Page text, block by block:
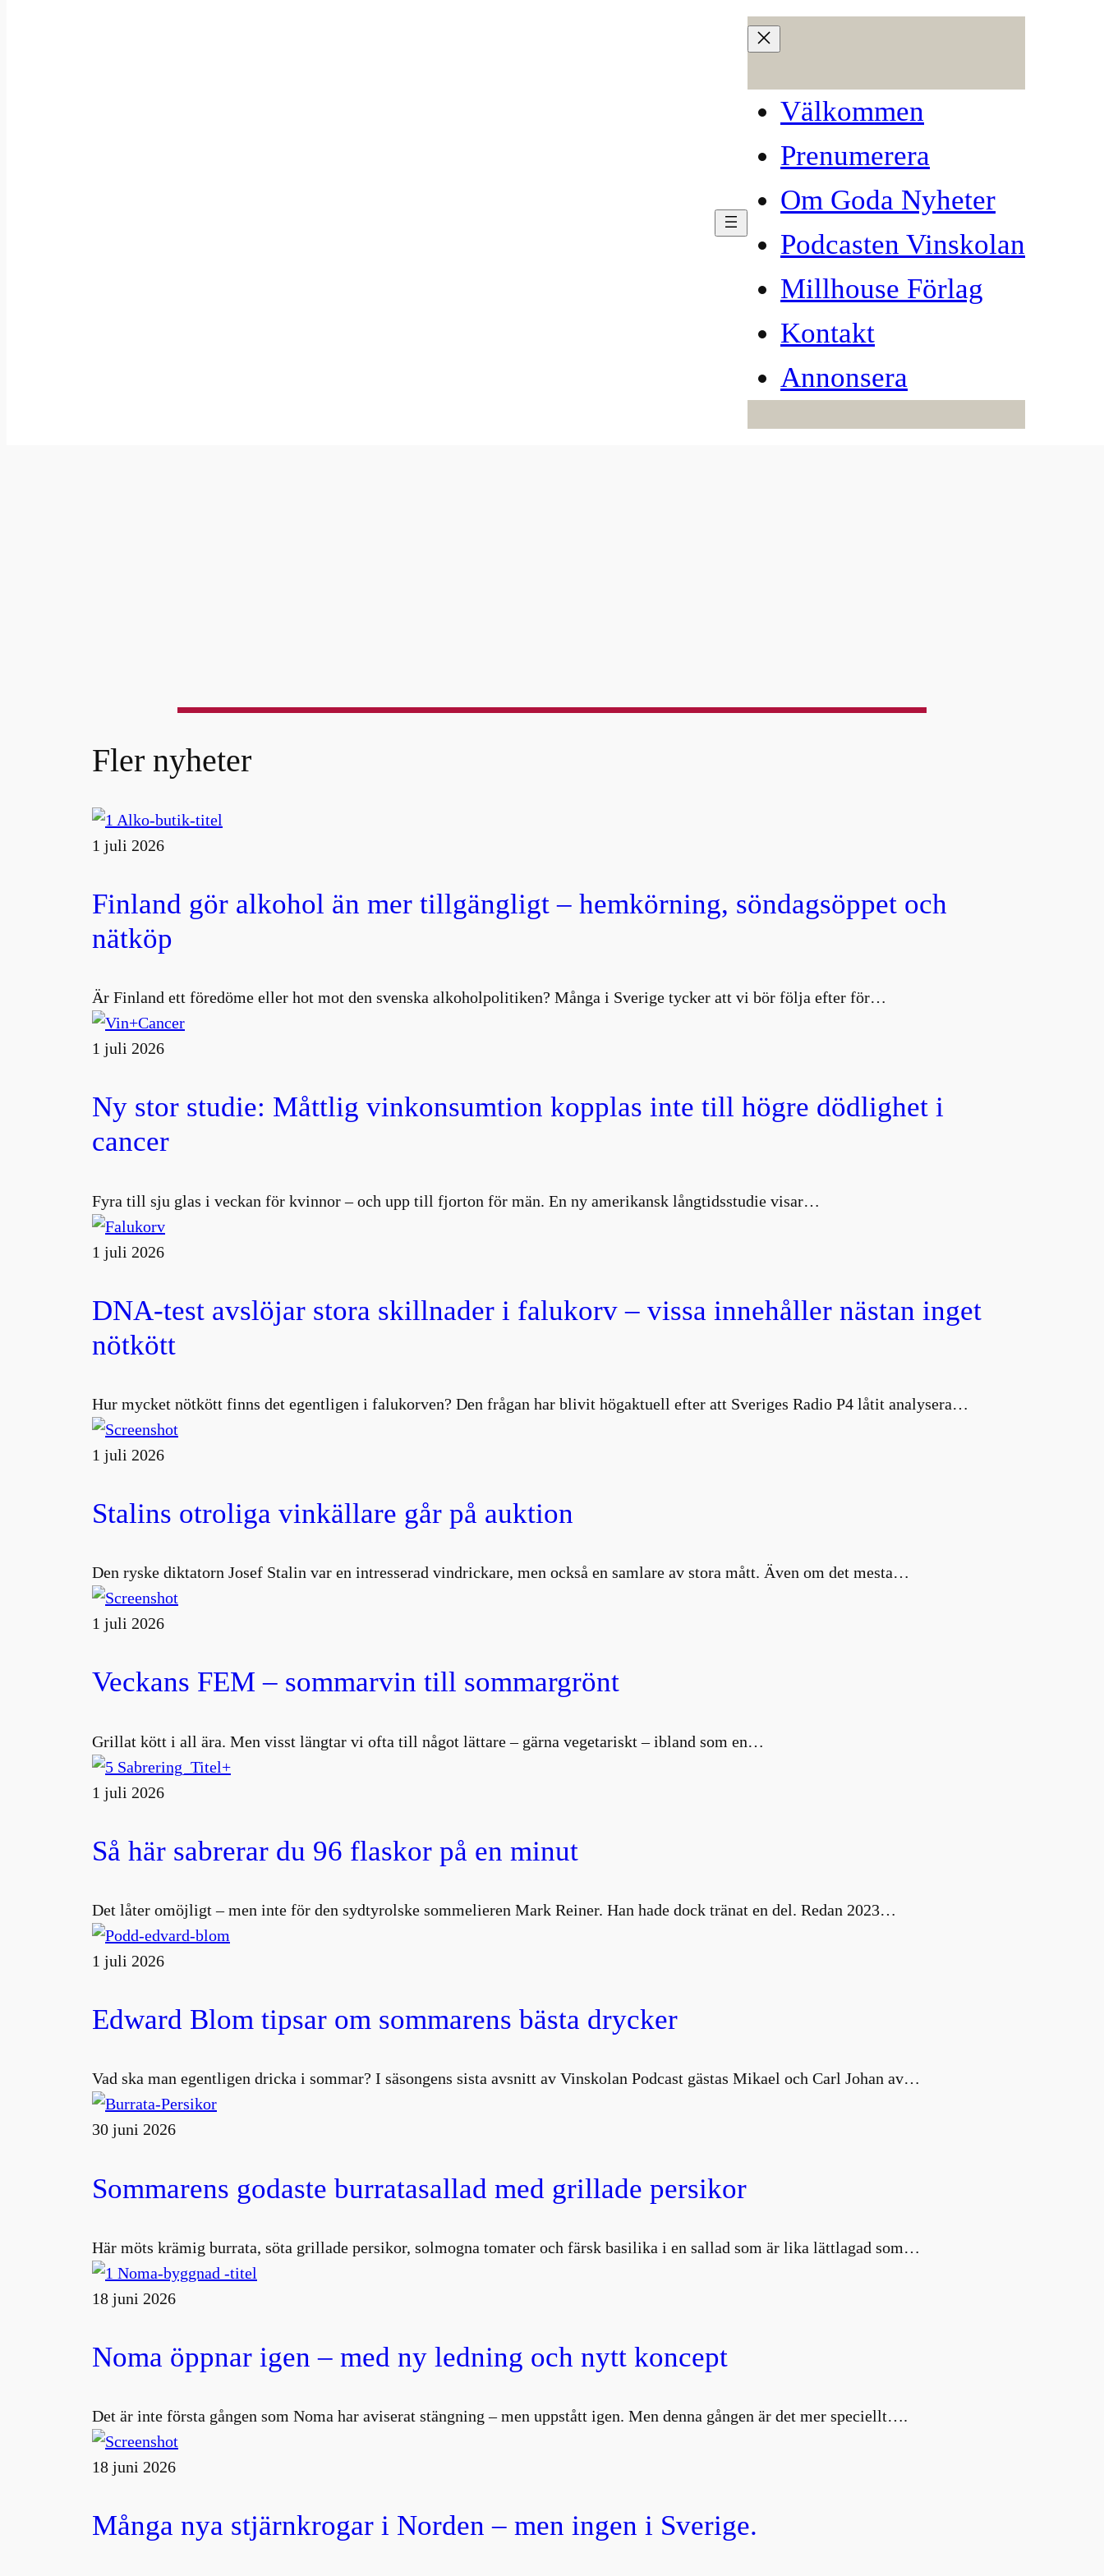
Välkommen
Prenumerera
Om Goda Nyheter
Podcasten Vinskolan
Millhouse Förlag
Kontakt
Annonsera
Fler nyheter
1 juli 2026
Finland gör alkohol än mer tillgängligt – hemkörning, söndagsöppet och
nätköp
Är Finland ett föredöme eller hot mot den svenska alkoholpolitiken? Många i Sverige tycker att vi bör följa efter för…
1 juli 2026
Ny stor studie: Måttlig vinkonsumtion kopplas inte till högre dödlighet i
cancer
Fyra till sju glas i veckan för kvinnor – och upp till fjorton för män. En ny amerikansk långtidsstudie visar…
1 juli 2026
DNA-test avslöjar stora skillnader i falukorv – vissa innehåller nästan inget
nötkött
Hur mycket nötkött finns det egentligen i falukorven? Den frågan har blivit högaktuell efter att Sveriges Radio P4 låtit analysera…
1 juli 2026
Stalins otroliga vinkällare går på auktion
Den ryske diktatorn Josef Stalin var en intresserad vindrickare, men också en samlare av stora mått. Även om det mesta…
1 juli 2026
Veckans FEM – sommarvin till sommargrönt
Grillat kött i all ära. Men visst längtar vi ofta till något lättare – gärna vegetariskt – ibland som en…
1 juli 2026
Så här sabrerar du 96 flaskor på en minut
Det låter omöjligt – men inte för den sydtyrolske sommelieren Mark Reiner. Han hade dock tränat en del. Redan 2023…
1 juli 2026
Edward Blom tipsar om sommarens bästa drycker
Vad ska man egentligen dricka i sommar? I säsongens sista avsnitt av Vinskolan Podcast gästas Mikael och Carl Johan av…
30 juni 2026
Sommarens godaste burratasallad med grillade persikor
Här möts krämig burrata, söta grillade persikor, solmogna tomater och färsk basilika i en sallad som är lika lättlagad som…
18 juni 2026
Noma öppnar igen – med ny ledning och nytt koncept
Det är inte första gången som Noma har aviserat stängning – men uppstått igen. Men denna gången är det mer speciellt….
18 juni 2026
Många nya stjärnkrogar i Norden – men ingen i Sverige.